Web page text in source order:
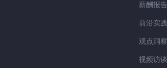
薪酬报告
前沿实践
观点洞察
视频访谈